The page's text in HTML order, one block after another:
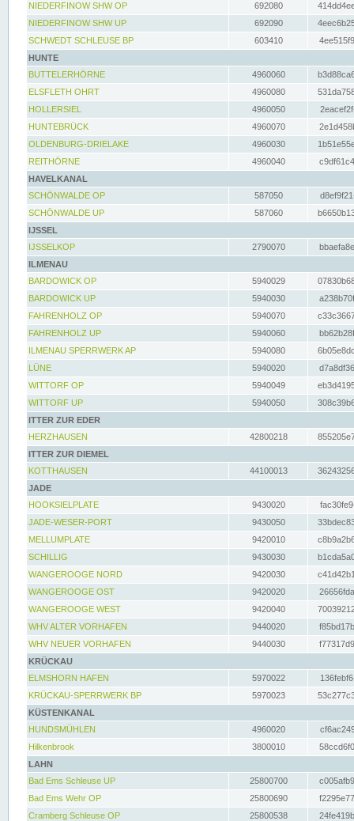
NIEDERFINOW SHW OP
692080
NIEDERFINOW SHW UP
692090
SCHWEDT SCHLEUSE BP
603410
HUNTE
BUTTELERHÖRNE
4960060
ELSFLETH OHRT
4960080
HOLLERSIEL
4960050
HUNTEBRÜCK
4960070
OLDENBURG-DRIELAKE
4960030
REITHÖRNE
4960040
HAVELKANAL
SCHÖNWALDE OP
587050
SCHÖNWALDE UP
587060
IJSSEL
IJSSELKOP
2790070
ILMENAU
BARDOWICK OP
5940029
BARDOWICK UP
5940030
FAHRENHOLZ OP
5940070
FAHRENHOLZ UP
5940060
ILMENAU SPERRWERK AP
5940080
LÜNE
5940020
WITTORF OP
5940049
WITTORF UP
5940050
ITTER ZUR EDER
HERZHAUSEN
42800218
ITTER ZUR DIEMEL
KOTTHAUSEN
44100013
JADE
HOOKSIELPLATE
9430020
JADE-WESER-PORT
9430050
MELLUMPLATE
9420010
SCHILLIG
9430030
WANGEROOGE NORD
9420030
WANGEROOGE OST
9420020
WANGEROOGE WEST
9420040
WHV ALTER VORHAFEN
9440020
WHV NEUER VORHAFEN
9440030
KRÜCKAU
ELMSHORN HAFEN
5970022
KRÜCKAU-SPERRWERK BP
5970023
KÜSTENKANAL
HUNDSMÜHLEN
4960020
Hilkenbrook
3800010
LAHN
Bad Ems Schleuse UP
25800700
Bad Ems Wehr OP
25800690
Cramberg Schleuse OP
25800538